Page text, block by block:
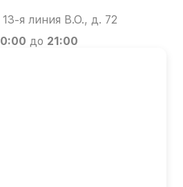
я линия В.О., д. 72
до 21:00